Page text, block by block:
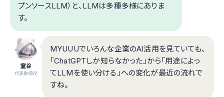
プンソースLLM）と、LLMは多種多様にありま
す。
室谷
代表取締役
MYUUUでいろんな企業のAI活用を見ていても、
「ChatGPTしか知らなかった」から「用途によっ
てLLMを使い分ける」への変化が最近の流れで
すね。